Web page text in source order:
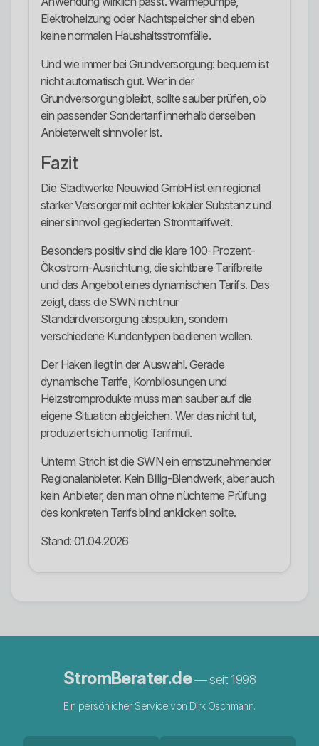
Elektroheizung oder Nachtspeicher sind eben
keine normalen Haushaltsstromfälle.
Und wie immer bei Grundversorgung: bequem ist
nicht automatisch gut. Wer in der
Grundversorgung bleibt, sollte sauber prüfen, ob
ein passender Sondertarif innerhalb derselben
Anbieterwelt sinnvoller ist.
Fazit
Die Stadtwerke Neuwied GmbH ist ein regional
starker Versorger mit echter lokaler Substanz und
einer sinnvoll gegliederten Stromtarifwelt.
Besonders positiv sind die klare 100-Prozent-
Ökostrom-Ausrichtung, die sichtbare Tarifbreite
und das Angebot eines dynamischen Tarifs. Das
zeigt, dass die SWN nicht nur
Standardversorgung abspulen, sondern
verschiedene Kundentypen bedienen wollen.
Der Haken liegt in der Auswahl. Gerade
dynamische Tarife, Kombilösungen und
Heizstromprodukte muss man sauber auf die
eigene Situation abgleichen. Wer das nicht tut,
produziert sich unnötig Tarifmüll.
Unterm Strich ist die SWN ein ernstzunehmender
Regionalanbieter. Kein Billig-Blendwerk, aber auch
kein Anbieter, den man ohne nüchterne Prüfung
des konkreten Tarifs blind anklicken sollte.
Stand: 01.04.2026
StromBerater.de— seit 1998
Ein persönlicher Service von Dirk Oschmann.